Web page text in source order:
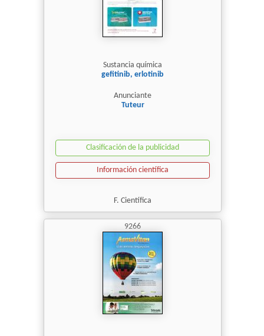
Sustancia química
gefitinib, erlotinib
Anunciante
Tuteur
Clasificación de la publicidad
Información científica
F. Científica
9266